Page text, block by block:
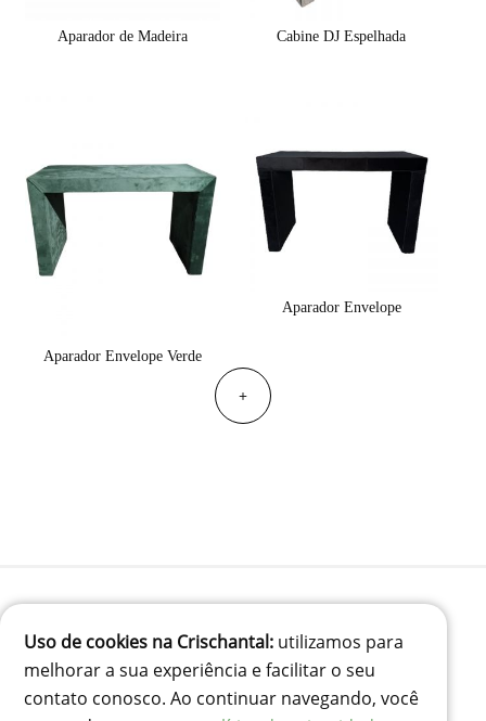
Aparador de Madeira Cabine DJ Espelhada
Aparador Envelope Verde
Aparador Envelope
+
(41) 99834-3707
contato@crischantal.com.br
Rua Durval jungles 240 - Pinheirinho, Curitiba-PR
Uso de cookies na Crischantal: utilizamos para
melhorar a sua experiência e facilitar o seu
contato conosco. Ao continuar navegando, você